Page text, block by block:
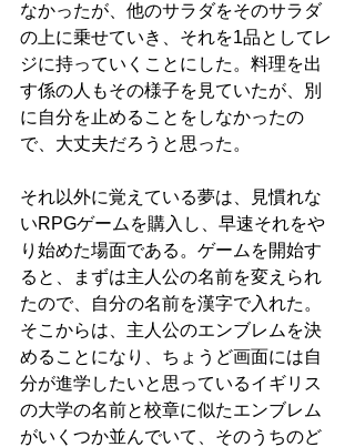
なかったが、他のサラダをそのサラダ
の上に乗せていき、それを1品としてレ
ジに持っていくことにした。料理を出
す係の人もその様子を見ていたが、別
に自分を止めることをしなかったの
で、大丈夫だろうと思った。
それ以外に覚えている夢は、見慣れな
いRPGゲームを購入し、早速それをや
り始めた場面である。ゲームを開始す
ると、まずは主人公の名前を変えられ
たので、自分の名前を漢字で入れた。
そこからは、主人公のエンブレムを決
めることになり、ちょうど画面には自
分が進学したいと思っているイギリス
の大学の名前と校章に似たエンブレム
がいくつか並んでいて、そのうちのど